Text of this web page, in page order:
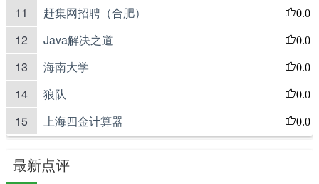
11 赶集网招聘（合肥） 0.0
12 Java解决之道 0.0
13 海南大学 0.0
14 狼队 0.0
15 上海四金计算器 0.0
最新点评